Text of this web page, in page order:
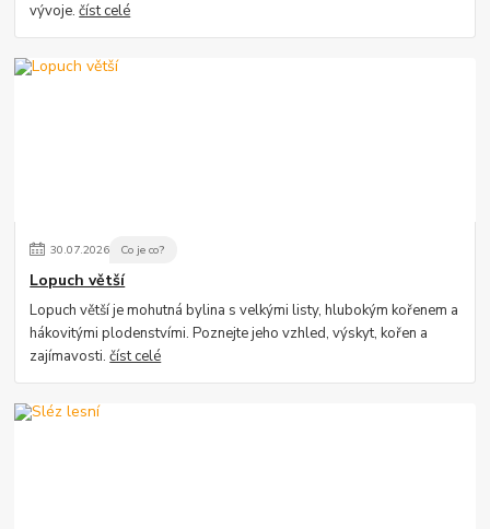
vývoje.číst celé
30.07.2026 Co je co?
Lopuch větší
Lopuch větší je mohutná bylina s velkými listy, hlubokým kořenem a
hákovitými plodenstvími. Poznejte jeho vzhled, výskyt, kořen a
zajímavosti.číst celé